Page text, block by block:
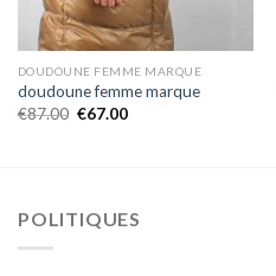
DOUDOUNE FEMME MARQUE
doudoune femme marque
€87.00 €67.00
POLITIQUES